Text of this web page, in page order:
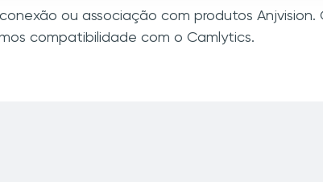
ou associação com produtos
compatibilidade com o Camlytics.